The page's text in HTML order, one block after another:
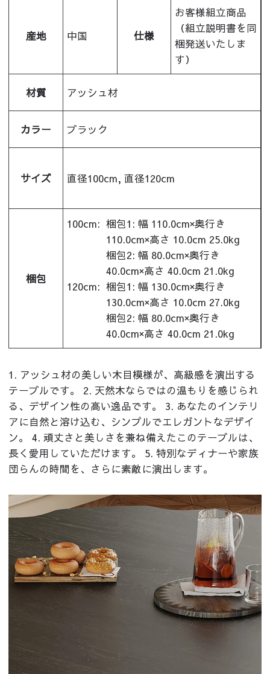
産地 中国 仕様
お客様組立商品
（組立説明書を同
梱発送いたしま
す）
材質 アッシュ材
カラー ブラック
サイズ 直径100cm, 直径120cm
梱包
100cm: 梱包1: 幅 110.0cm×奥行き
110.0cm×高さ 10.0cm 25.0kg
梱包2: 幅 80.0cm×奥行き
40.0cm×高さ 40.0cm 21.0kg
120cm: 梱包1: 幅 130.0cm×奥行き
130.0cm×高さ 10.0cm 27.0kg
梱包2: 幅 80.0cm×奥行き
40.0cm×高さ 40.0cm 21.0kg
1. アッシュ材の美しい木目模様が、高級感を演出する
テーブルです。 2. 天然木ならではの温もりを感じられ
る、デザイン性の高い逸品です。 3. あなたのインテリ
アに自然と溶け込む、シンプルでエレガントなデザイ
ン。 4. 頑丈さと美しさを兼ね備えたこのテーブルは、
長く愛用していただけます。 5. 特別なディナーや家族
団らんの時間を、さらに素敵に演出します。